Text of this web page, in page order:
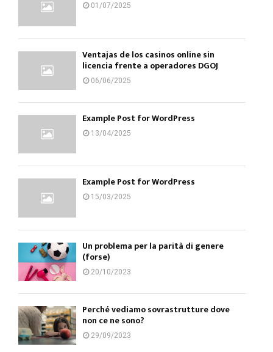
01/07/2025
Ventajas de los casinos online sin
licencia frente a operadores DGOJ
06/06/2025
Example Post for WordPress
13/04/2025
Example Post for WordPress
15/03/2025
Un problema per la parità di genere
(forse)
20/10/2023
Perché vediamo sovrastrutture dove
non ce ne sono?
29/09/2023